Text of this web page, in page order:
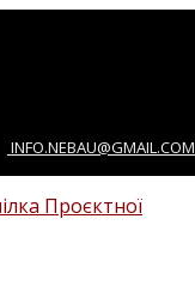
INFO.NEBAU@GMAIL.COM